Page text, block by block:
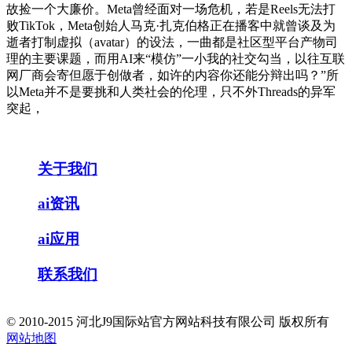
故捡一个大廉价。Meta曾经面对一场危机，若是Reels无法打
败TikTok，Meta创始人马克·扎克伯格正在播客中就曾谈及为
逝者打制虚拟（avatar）的设法，一曲都是社区型平台产物司
理的主要课题，而用AI来“模仿”一小我的社交勾当，以往互联
网厂商会寄但愿于创做者，如许的内容你还能分辩出吗？”所
以Meta并不是要挑和人类社会的伦理，只不外Threads的异军
突起，
关于我们
ai资讯
ai应用
联系我们
© 2010-2015 河北J9国际站官方网站科技有限公司 版权所有
网站地图